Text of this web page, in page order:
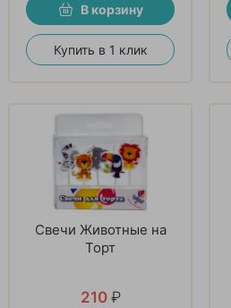
В корзину
Купить в 1 клик
Свечи Животные на
Торт
210 ₽